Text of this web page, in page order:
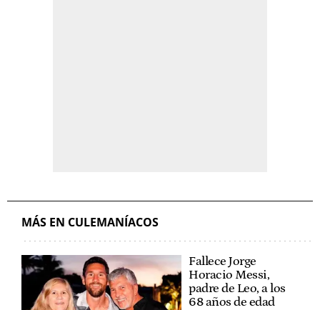
MÁS EN CULEMANÍACOS
Fallece Jorge
Horacio Messi,
padre de Leo, a los
68 años de edad